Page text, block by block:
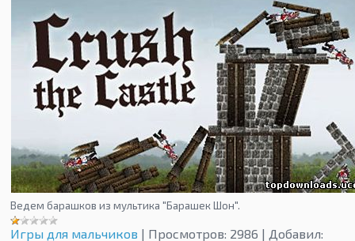
Ведем барашков из мультика "Барашек Шон".
Игры для мальчиков | Просмотров: 2986 | Добавил: